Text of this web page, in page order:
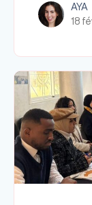
AYA
18